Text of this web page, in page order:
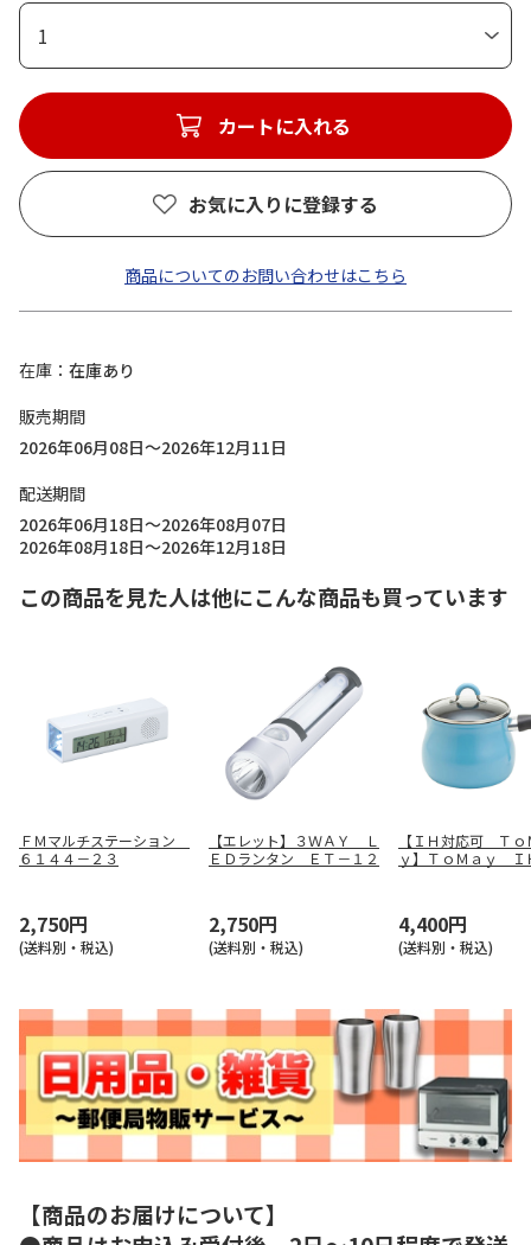
1
カートに入れる
お気に入りに登録する
商品についてのお問い合わせはこちら
在庫
在庫あり
販売期間
2026年06月08日～2026年12月11日
配送期間
2026年06月18日～2026年08月07日
2026年08月18日～2026年12月18日
この商品を見た人は他にこんな商品も買っています
ＦＭマルチステーション
６１４４－２３
2,750円
(送料別・税込)
【エレット】３ＷＡＹ Ｌ
ＥＤランタン ＥＴ－１２
2,750円
(送料別・税込)
【ＩＨ対応可 Ｔｏ
ｙ】ＴｏＭａｙ Ｉ
4,400円
(送料別・税込)
【商品のお届けについて】